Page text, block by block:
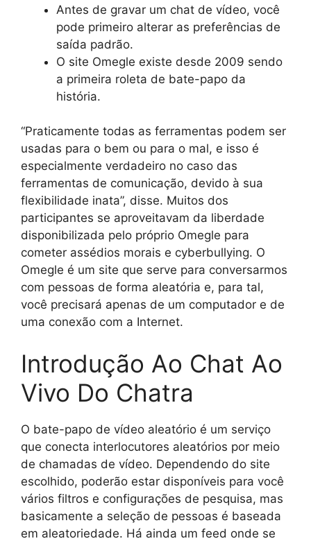
Antes de gravar um chat de vídeo, você
pode primeiro alterar as preferências de
saída padrão.
O site Omegle existe desde 2009 sendo
a primeira roleta de bate-papo da
história.
“Praticamente todas as ferramentas podem ser
usadas para o bem ou para o mal, e isso é
especialmente verdadeiro no caso das
ferramentas de comunicação, devido à sua
flexibilidade inata”, disse. Muitos dos
participantes se aproveitavam da liberdade
disponibilizada pelo próprio Omegle para
cometer assédios morais e cyberbullying. O
Omegle é um site que serve para conversarmos
com pessoas de forma aleatória e, para tal,
você precisará apenas de um computador e de
uma conexão com a Internet.
Introdução Ao Chat Ao
Vivo Do Chatra
O bate-papo de vídeo aleatório é um serviço
que conecta interlocutores aleatórios por meio
de chamadas de vídeo. Dependendo do site
escolhido, poderão estar disponíveis para você
vários filtros e configurações de pesquisa, mas
basicamente a seleção de pessoas é baseada
em aleatoriedade. Há ainda um feed onde se